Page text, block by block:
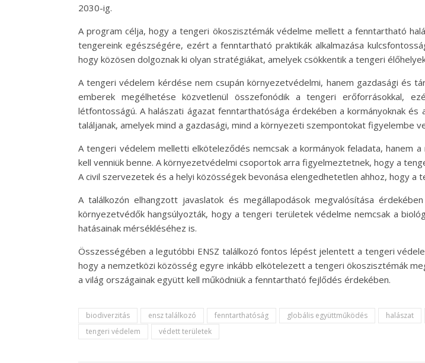
2030-ig.
A program célja, hogy a tengeri ökoszisztémák védelme mellett a fenntartható
tengereink egészségére, ezért a fenntartható praktikák alkalmazása
hogy közösen dolgoznak ki olyan stratégiákat, amelyek csökkentik a tengeri
A tengeri védelem kérdése nem csupán környezetvédelmi, hanem gazdasági és
emberek megélhetése közvetlenül összefonódik a tengeri erőforrásokkal,
létfontosságú. A halászati ágazat fenntarthatósága érdekében a kormányoknak
találjanak, amelyek mind a gazdasági, mind a környezeti szempontokat figyelembe
A tengeri védelem melletti elköteleződés nemcsak a kormányok feladata, hanem
kell venniük benne. A környezetvédelmi csoportok arra figyelmeztetnek, hogy a
A civil szervezetek és a helyi közösségek bevonása elengedhetetlen ahhoz, hogy a
A találkozón elhangzott javaslatok és megállapodások megvalósítása
környezetvédők hangsúlyozták, hogy a tengeri területek védelme nemcsak a
hatásainak mérsékléséhez is.
Összességében a legutóbbi ENSZ találkozó fontos lépést jelentett a tengeri
hogy a nemzetközi közösség egyre inkább elkötelezett a tengeri ökoszisztémák
a világ országainak együtt kell működniük a fenntartható fejlődés érdekében.
biodiverzitás ensz találkozó fenntarthatóság globális együttműködés halászat
tengeri védelem
védett területek